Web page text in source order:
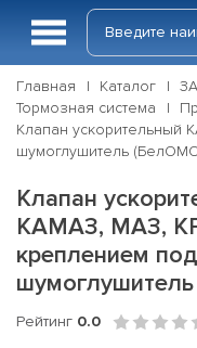
Главная Каталог
Тормозная система
Клапан ускорительный
шумоглушитель
Клапан
КАМАЗ, МАЗ,
креплением под
Рейтинг 0.0